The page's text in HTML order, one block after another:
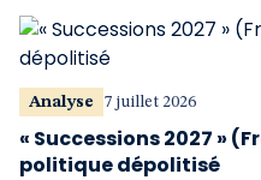
Analyse 7 juillet 2026
« Successions 2027 »
politique dépolitisé